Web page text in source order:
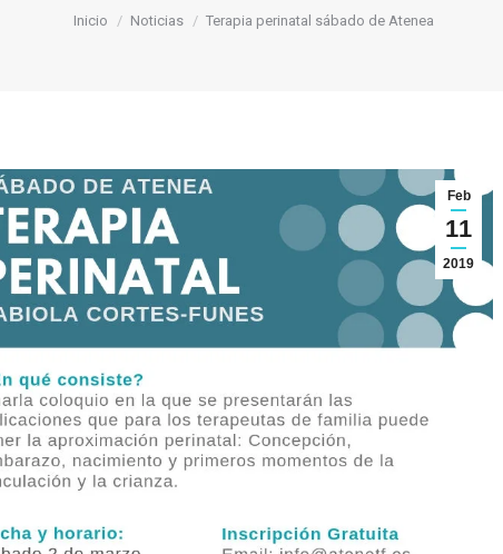
Estás aquí:
Inicio Noticias Terapia perinatal sábado de Atenea
Feb
11
2019